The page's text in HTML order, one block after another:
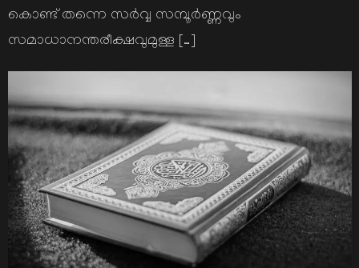
കൊണ്ട് തന്നെ സര്‍വ്വ സമ്പൂര്‍ണ്ണവും
സമാധാനന്തരീക്ഷവുമുള്ള […]